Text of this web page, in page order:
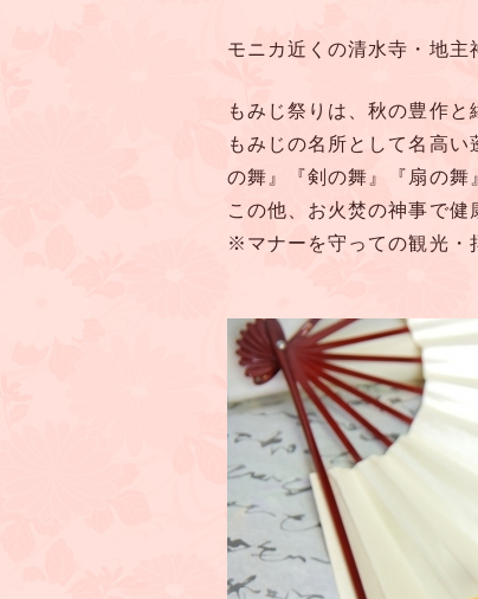
モニカ近くの清水寺・地主
もみじ祭りは、秋の豊作と
もみじの名所として名高
の舞』『剣の舞』『扇の舞
この他、お火焚の神事で健
※マナーを守っての観光・